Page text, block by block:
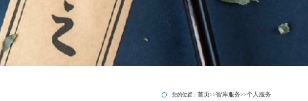
您的位置： 首页>>智库服务>>个人服务